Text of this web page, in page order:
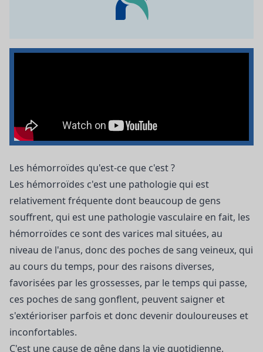
Les hémorroïdes qu'est-ce que c'est ?
Les hémorroïdes c'est une pathologie qui est
relativement fréquente dont beaucoup de gens
souffrent, qui est une pathologie vasculaire en fait, les
hémorroïdes ce sont des varices mal situées, au
niveau de l'anus, donc des poches de sang veineux, qui
au cours du temps, pour des raisons diverses,
favorisées par les grossesses, par le temps qui passe,
ces poches de sang gonflent, peuvent saigner et
s'extérioriser parfois et donc devenir douloureuses et
inconfortables.
C'est une cause de gêne dans la vie quotidienne.